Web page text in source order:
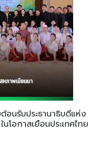
นรับประธานาธิบดีแห่ง
โอกาสเยือนประเทศไทย